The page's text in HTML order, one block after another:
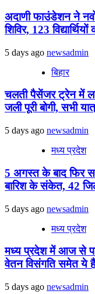
अदाणी फाउंडेशन ने
शिविर, 123
5 days ago newsadmin
बिहार
चलती पैसेंजर ट्रेन में
जली पूरी बोगी, सभी
5 days ago newsadmin
मध्य प्रदेश
5 अगस्त के बाद फिर
बारिश के संकेत, 42
5 days ago newsadmin
मध्य प्रदेश
मध्य प्रदेश में आज से
वेतन विसंगति समेत ये
5 days ago newsadmin